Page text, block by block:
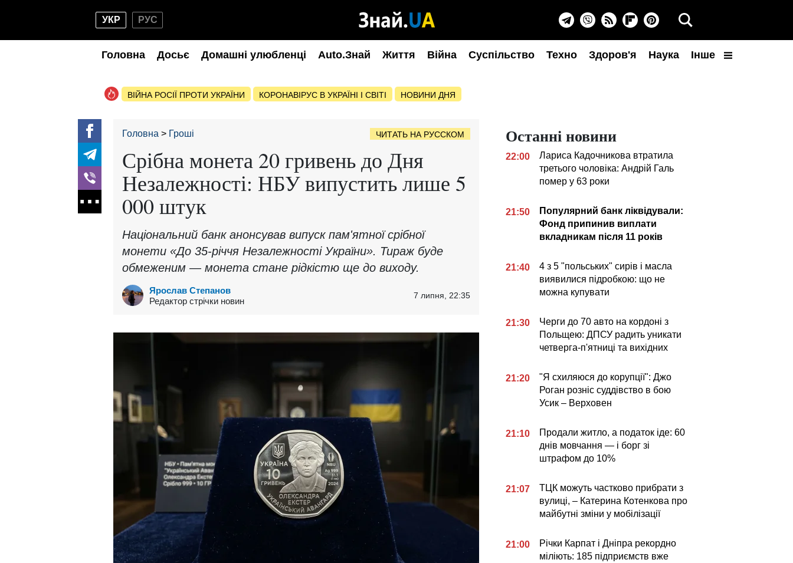
УКР РУС
Головна Досьє Домашні улюбленці Auto.Знай Життя Війна Суспільство Техно Здоров'я Наука Інше
ВІЙНА РОСІЇ ПРОТИ УКРАЇНИ КОРОНАВІРУС В УКРАЇНІ І СВІТІ НОВИНИ ДНЯ
Головна Гроші ЧИТАТЬ НА РУССКОМ
Срібна монета 20 гривень до Дня
Незалежності: НБУ випустить лише 5
000 штук
Національний банк анонсував випуск пам'ятної срібної
монети «До 35-річчя Незалежності України». Тираж буде
обмеженим — монета стане рідкістю ще до виходу.
Ярослав Степанов
Редактор стрічки новин
7 липня, 22:35
Останні новини
22:00
Лариса Кадочникова втратила
третього чоловіка: Андрій Галь
помер у 63 роки
21:50
Популярний банк ліквідували:
Фонд припинив виплати
вкладникам після 11 років
21:40
4 з 5 "польських" сирів і масла
виявилися підробкою: що не
можна купувати
21:30
Черги до 70 авто на кордоні з
Польщею: ДПСУ радить уникати
четверга-п'ятниці та вихідних
21:20
"Я схиляюся до корупції": Джо
Роган розніс суддівство в бою
Усик – Верховен
21:10
Продали житло, а податок іде: 60
днів мовчання — і борг зі
штрафом до 10%
21:07
ТЦК можуть частково прибрати з
вулиці, – Катерина Котенкова про
майбутні зміни у мобілізації
21:00
Річки Карпат і Дніпра рекордно
міліють: 185 підприємств вже